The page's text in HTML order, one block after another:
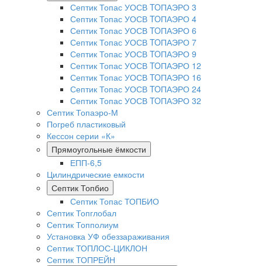
Септик Топас УОСВ TOПАЭРО 3
Септик Топас УОСВ TOПАЭРО 4
Септик Топас УОСВ TOПАЭРО 6
Септик Топас УОСВ TOПАЭРО 7
Септик Топас УОСВ TOПАЭРО 9
Септик Топас УОСВ TOПАЭРО 12
Септик Топас УОСВ TOПАЭРО 16
Септик Топас УОСВ TOПАЭРО 24
Септик Топас УОСВ TOПАЭРО 32
Септик Топаэро-М
Погреб пластиковый
Кессон серии «К»
Прямоугольные ёмкости
ЕПП-6,5
Цилиндрические емкости
Септик Топбио
Септик Топас ТОПБИО
Септик Топглобал
Септик Топполиум
Установка УФ обеззараживания
Септик ТОПЛОС-ЦИКЛОН
Септик ТОПРЕЙН